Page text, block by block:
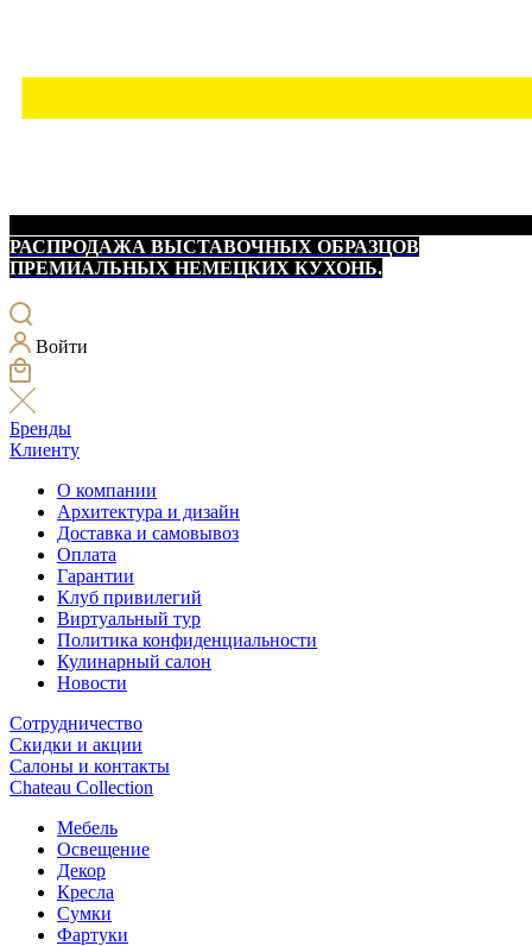
РАСПРОДАЖА ВЫСТАВОЧНЫХ ОБРАЗЦОВ
ПРЕМИАЛЬНЫХ НЕМЕЦКИХ КУХОНЬ.
Войти
Бренды
Клиенту
О компании
Архитектура и дизайн
Доставка и самовывоз
Оплата
Гарантии
Клуб привилегий
Виртуальный тур
Политика конфиденциальности
Кулинарный салон
Новости
Сотрудничество
Скидки и акции
Салоны и контакты
Chateau Collection
Мебель
Освещение
Декор
Кресла
Сумки
Фартуки